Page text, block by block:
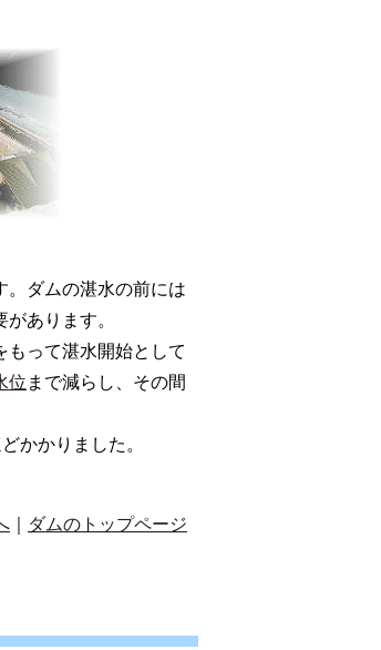
。ダムの湛水の前には
あります。
もって湛水開始として
位 まで減らし、その間
かかりました。
ダムのトップページ